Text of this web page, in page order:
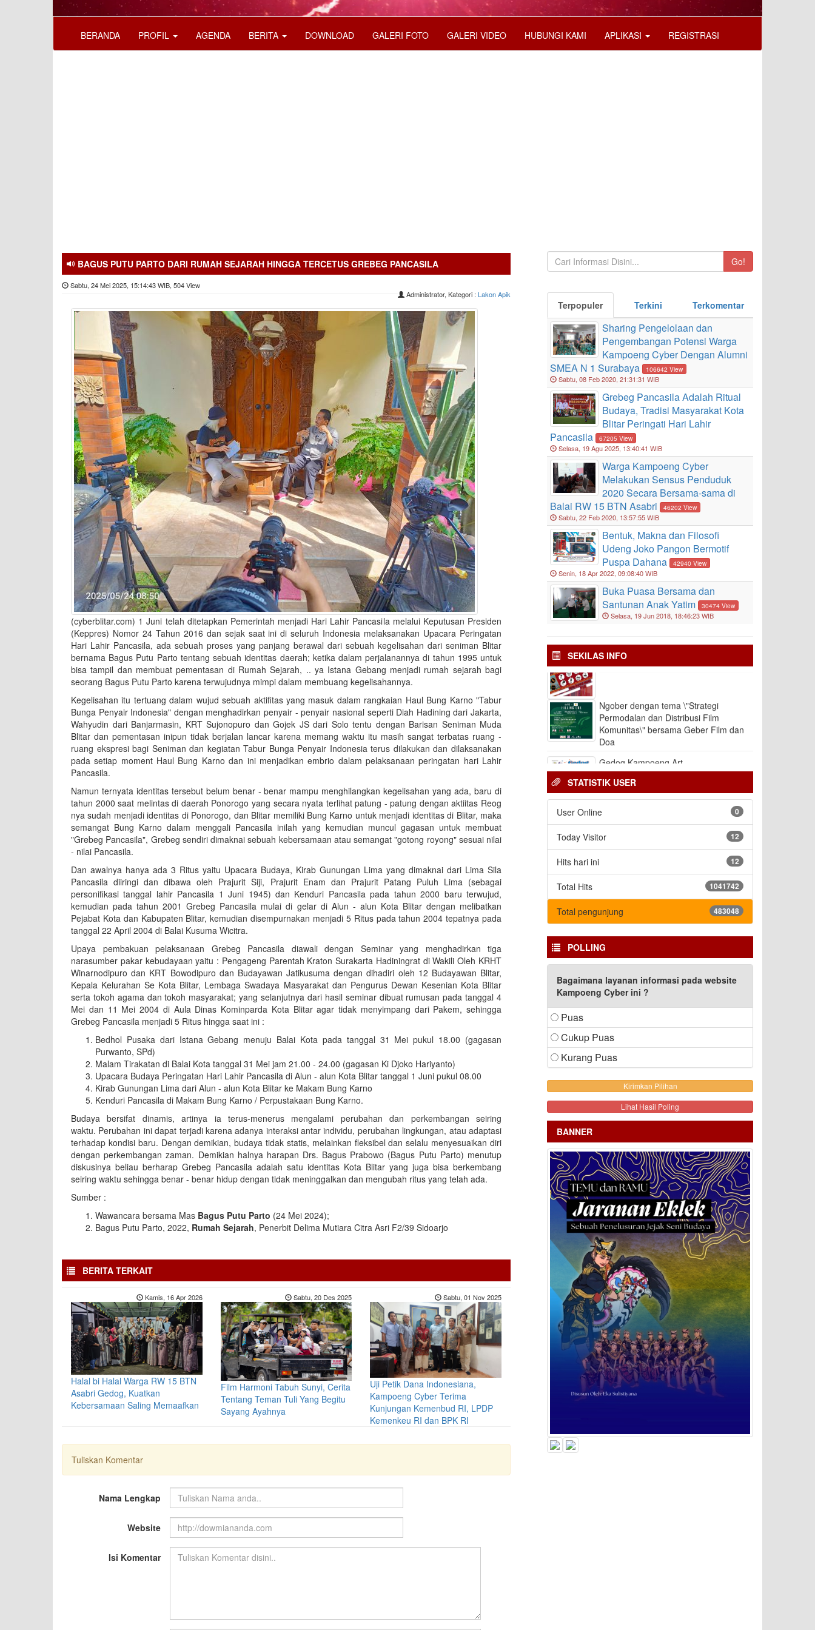
BERANDA PROFIL AGENDA BERITA DOWNLOAD GALERI FOTO GALERI VIDEO HUBUNGI KAMI APLIKASI REGISTRASI
BAGUS PUTU PARTO DARI RUMAH SEJARAH HINGGA TERCETUS GREBEG PANCASILA
Sabtu, 24 Mei 2025, 15:14:43 WIB, 504 View
Administrator, Kategori : Lakon Apik
(cyberblitar.com) 1 Juni telah ditetapkan Pemerintah menjadi Hari Lahir Pancasila melalui Keputusan Presiden
(Keppres) Nomor 24 Tahun 2016 dan sejak saat ini di seluruh Indonesia melaksanakan Upacara Peringatan
Hari Lahir Pancasila, ada sebuah proses yang panjang berawal dari sebuah kegelisahan dari seniman Blitar
bernama Bagus Putu Parto tentang sebuah identitas daerah; ketika dalam perjalanannya di tahun 1995 untuk
bisa tampil dan membuat pementasan di Rumah Sejarah, .. ya Istana Gebang menjadi rumah sejarah bagi
seorang Bagus Putu Parto karena terwujudnya mimpi dalam membuang kegelisahannya.
Kegelisahan itu tertuang dalam wujud sebuah aktifitas yang masuk dalam rangkaian Haul Bung Karno "Tabur
Bunga Penyair Indonesia" dengan menghadirkan penyair - penyair nasional seperti Diah Hadining dari Jakarta,
Wahyudin dari Banjarmasin, KRT Sujonopuro dan Gojek JS dari Solo tentu dengan Barisan Seniman Muda
Blitar dan pementasan inipun tidak berjalan lancar karena memang waktu itu masih sangat terbatas ruang -
ruang ekspresi bagi Seniman dan kegiatan Tabur Bunga Penyair Indonesia terus dilakukan dan dilaksanakan
pada setiap moment Haul Bung Karno dan ini menjadikan embrio dalam pelaksanaan peringatan hari Lahir
Pancasila.
Namun ternyata identitas tersebut belum benar - benar mampu menghilangkan kegelisahan yang ada, baru di
tahun 2000 saat melintas di daerah Ponorogo yang secara nyata terlihat patung - patung dengan aktiitas Reog
nya sudah menjadi identitas di Ponorogo, dan Blitar memiliki Bung Karno untuk menjadi identitas di Blitar, maka
semangat Bung Karno dalam menggali Pancasila inilah yang kemudian muncul gagasan untuk membuat
"Grebeg Pancasila", Grebeg sendiri dimaknai sebuah kebersamaan atau semangat "gotong royong" sesuai nilai
- nilai Pancasila.
Dan awalnya hanya ada 3 Ritus yaitu Upacara Budaya, Kirab Gunungan Lima yang dimaknai dari Lima Sila
Pancasila diiringi dan dibawa oleh Prajurit Siji, Prajurit Enam dan Prajurit Patang Puluh Lima (sebagai
personifikasi tanggal lahir Pancasila 1 Juni 1945) dan Kenduri Pancasila pada tahun 2000 baru terwujud,
kemudian pada tahun 2001 Grebeg Pancasila mulai di gelar di Alun - alun Kota Blitar dengan melibatkan
Pejabat Kota dan Kabupaten Blitar, kemudian disempurnakan menjadi 5 Ritus pada tahun 2004 tepatnya pada
tanggal 22 April 2004 di Balai Kusuma Wicitra.
Upaya pembakuan pelaksanaan Grebeg Pancasila diawali dengan Seminar yang menghadirkan tiga
narasumber pakar kebudayaan yaitu : Pengageng Parentah Kraton Surakarta Hadiningrat di Wakili Oleh KRHT
Winarnodipuro dan KRT Bowodipuro dan Budayawan Jatikusuma dengan dihadiri oleh 12 Budayawan Blitar,
Kepala Kelurahan Se Kota Blitar, Lembaga Swadaya Masyarakat dan Pengurus Dewan Kesenian Kota Blitar
serta tokoh agama dan tokoh masyarakat; yang selanjutnya dari hasil seminar dibuat rumusan pada tanggal 4
Mei dan 11 Mei 2004 di Aula Dinas Kominparda Kota Blitar agar tidak menyimpang dari Pakem, sehingga
Grebeg Pancasila menjadi 5 Ritus hingga saat ini :
Bedhol Pusaka dari Istana Gebang menuju Balai Kota pada tanggal 31 Mei pukul 18.00 (gagasan
Purwanto, SPd)
Malam Tirakatan di Balai Kota tanggal 31 Mei jam 21.00 - 24.00 (gagasan Ki Djoko Hariyanto)
Upacara Budaya Peringatan Hari Lahir Pancasila di Alun - alun Kota Blitar tanggal 1 Juni pukul 08.00
Kirab Gunungan Lima dari Alun - alun Kota Blitar ke Makam Bung Karno
Kenduri Pancasila di Makam Bung Karno / Perpustakaan Bung Karno.
Budaya bersifat dinamis, artinya ia terus-menerus mengalami perubahan dan perkembangan seiring
waktu. Perubahan ini dapat terjadi karena adanya interaksi antar individu, perubahan lingkungan, atau adaptasi
terhadap kondisi baru. Dengan demikian, budaya tidak statis, melainkan fleksibel dan selalu menyesuaikan diri
dengan perkembangan zaman. Demikian halnya harapan Drs. Bagus Prabowo (Bagus Putu Parto) menutup
diskusinya beliau berharap Grebeg Pancasila adalah satu identitas Kota Blitar yang juga bisa berkembang
seiring waktu sehingga benar - benar hidup dengan tidak meninggalkan dan mengubah ritus yang telah ada.
Sumber :
Wawancara bersama Mas Bagus Putu Parto (24 Mei 2024);
Bagus Putu Parto, 2022, Rumah Sejarah, Penerbit Delima Mutiara Citra Asri F2/39 Sidoarjo
BERITA TERKAIT
Kamis, 16 Apr 2026
Halal bi Halal Warga RW 15 BTN
Asabri Gedog, Kuatkan
Kebersamaan Saling Memaafkan
Sabtu, 20 Des 2025
Film Harmoni Tabuh Sunyi, Cerita
Tentang Teman Tuli Yang Begitu
Sayang Ayahnya
Sabtu, 01 Nov 2025
Uji Petik Dana Indonesiana,
Kampoeng Cyber Terima
Kunjungan Kemenbud RI, LPDP
Kemenkeu RI dan BPK RI
Tuliskan Komentar
Nama Lengkap
Website
Isi Komentar
Go!
Terpopuler Terkini Terkomentar
Sharing Pengelolaan dan
Pengembangan Potensi Warga
Kampoeng Cyber Dengan Alumni
SMEA N 1 Surabaya
106642 View
Sabtu, 08 Feb 2020, 21:31:31 WIB
Grebeg Pancasila Adalah Ritual
Budaya, Tradisi Masyarakat Kota
Blitar Peringati Hari Lahir
Pancasila
67205 View
Selasa, 19 Agu 2025, 13:40:41 WIB
Warga Kampoeng Cyber
Melakukan Sensus Penduduk
2020 Secara Bersama-sama di
Balai RW 15 BTN Asabri
46202 View
Sabtu, 22 Feb 2020, 13:57:55 WIB
Bentuk, Makna dan Filosofi
Udeng Joko Pangon Bermotif
Puspa Dahana
42940 View
Senin, 18 Apr 2022, 09:08:40 WIB
Buka Puasa Bersama dan
Santunan Anak Yatim
30474 View
Selasa, 19 Jun 2018, 18:46:23 WIB
SEKILAS INFO
LAKON APIK Vol. 20
Ngober dengan tema \"Strategi
Permodalan dan Distribusi Film
Komunitas\" bersama Geber Film dan
Doa
Gedog Kampoeng Art
STATISTIK USER
User Online 0
Today Visitor 12
Hits hari ini 12
Total Hits 1041742
Total pengunjung 483048
POLLING
Bagaimana layanan informasi pada website
Kampoeng Cyber ini ?
Puas
Cukup Puas
Kurang Puas
Lihat Hasil Poling
BANNER